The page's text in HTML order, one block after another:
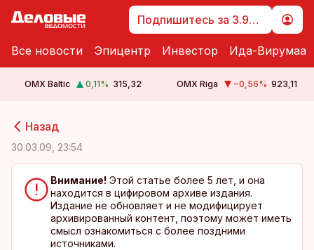
Подпишитесь за 3.99 €
Все новости Эпицентр Инвестор Ида-Вирумаа
OMX Baltic 0,11% 315,32 OMX Riga −0,56% 923,11
Назад
30.03.09, 23:54
Внимание! Этой статье более 5 лет, и она
находится в цифировом архиве издания.
Издание не обновляет и не модифицирует
архивированный контент, поэтому может иметь
смысл ознакомиться с более поздними
источниками.